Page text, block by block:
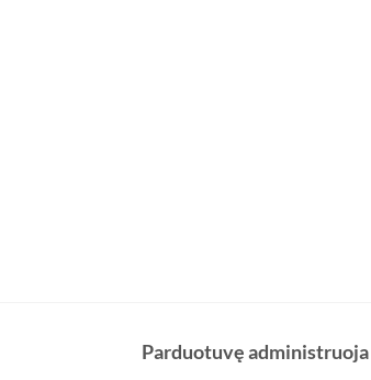
Parduotuvę administruoja